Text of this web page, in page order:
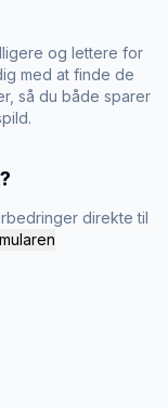
og lettere for
med at finde de
så du både sparer
direkte til